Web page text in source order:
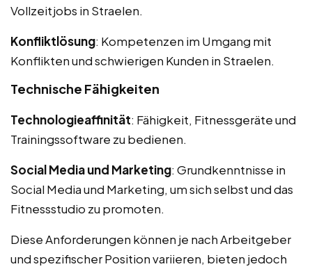
Vollzeitjobs in Straelen.
Konfliktlösung: Kompetenzen im Umgang mit
Konflikten und schwierigen Kunden in Straelen.
Technische Fähigkeiten
Technologieaffinität: Fähigkeit, Fitnessgeräte und
Trainingssoftware zu bedienen.
Social Media und Marketing: Grundkenntnisse in
Social Media und Marketing, um sich selbst und das
Fitnessstudio zu promoten.
Diese Anforderungen können je nach Arbeitgeber
und spezifischer Position variieren, bieten jedoch